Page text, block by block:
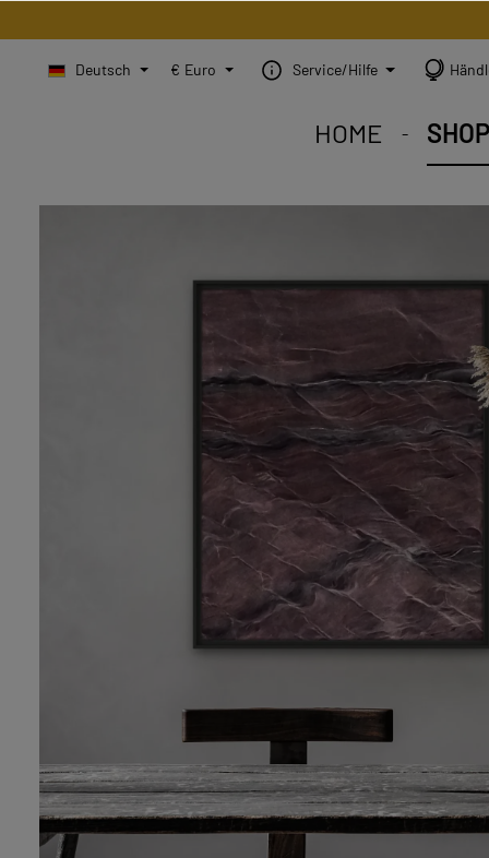
Deutsch € Euro Service/Hilfe
HOME SHOP
STEINBILD Shop.
STEINBILD
STEINBILD B2B.